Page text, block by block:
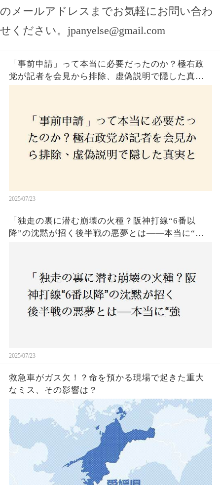
のメールアドレスまでお気軽にお問い合わ
せください。 jpanyelse@gmail.com
「事前申請」って本当に必要だったのか？極右政
党が記者を会見から排除、虚偽説明で隠した真実
2025/07/23
「独走の裏に潜む崩壊の火種？阪神打線“6番以
降”の沈黙が招く後半戦の悪夢とは——本当に“強
2025/07/23
救急車がガス欠！？命を預かる現場で起きた重大
なミス、その影響は？